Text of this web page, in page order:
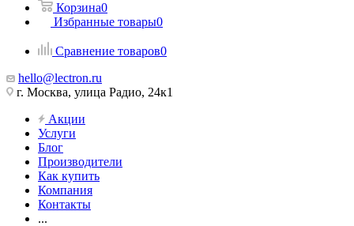
Корзина0
Избранные товары0
Сравнение товаров0
hello@lectron.ru
г. Москва, улица Радио, 24к1
Акции
Услуги
Блог
Производители
Как купить
Компания
Контакты
...